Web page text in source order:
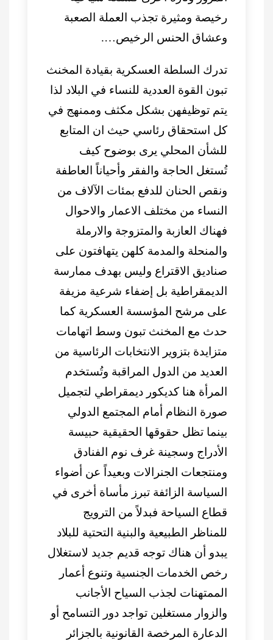
رخيصة ومثيرة تجذب العملة الصعبة
وعشاق الحنس الرخيص….
تدرك السلطة العسكرية بقيادة المخنث
تبون القوة العددية للنساء في البلاد لذا
يتم توظيفهن بشكل مكثف وممنهج في
كل استحقاق رئاسي حيث ان المتابع
للشأن المحلي يرى بوضوح كيف
تُستغل الحاجة والفقر وأحياناً العاطفة
ونقص الحنان للدفع بمئات الآلاف من
النساء من مختلف الاعمار والاحوال
فهناك العازبة والمتزوجة والارملة
والمنحلة والمدمة كلهن يتهافتون على
صناديق الاقتراع وليس بهدف ممارسة
الديمقراطية بل إضفاء شرعية مزيفة
على مرشح المؤسسة العسكرية كما
حدث مع المخنث تبون وسط اتهامات
متزايدة بتزوير الانتخابات الرئاسية من
العديد من الدول المراقبة وتُستخدم
المرأة هنا كديكور ديمقراطي لتجميل
صورة النظام أمام المجتمع الدولي
بينما تظل حقوقها الحقيقية حبيسة
الأدراج وسجينة غرف نوم الفنادق
ومنتجعات الجنرالات وبعيداً عن أضواء
السياسة الزائفة تبرز مأساة أخرى في
قطاع السياحة فبدلاً من الترويج
للمناظر الطبيعية والبنية التحتية للبلاد
يبدو أن هناك توجه قديم جديد لاستغلال
رخص الخدمات الجنسية وتنوع أعمار
الممتهنات لجذب السياح الأجانب
والزوار مستغلين تواجد دور التسامح أو
الدعارة المرخصة القانونية بالجزائر